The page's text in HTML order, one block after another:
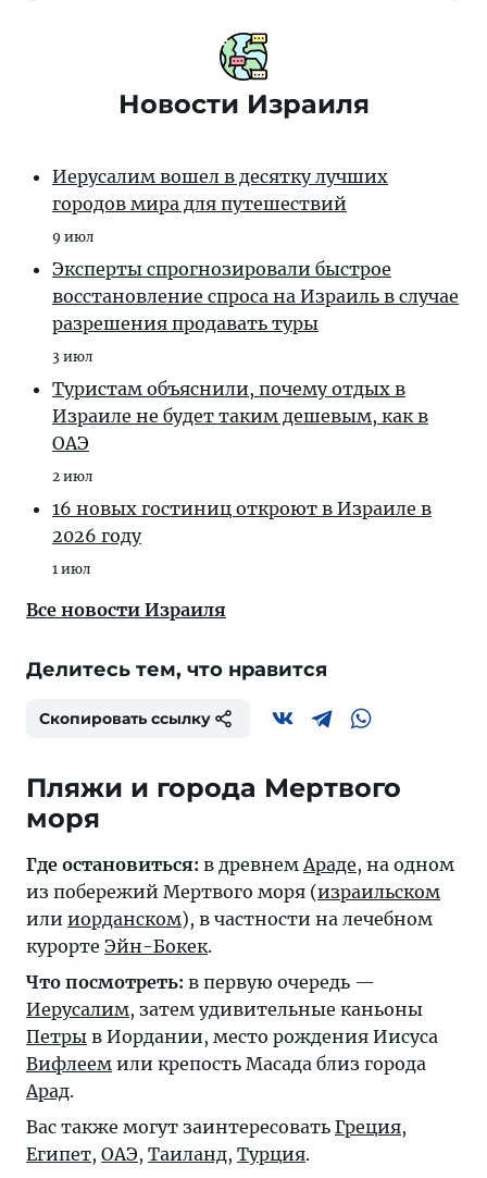
Новости Израиля
Иерусалим вошел в десятку лучших
городов мира для путешествий
9 июл
Эксперты спрогнозировали быстрое
восстановление спроса на Израиль в случае
разрешения продавать туры
3 июл
Туристам объяснили, почему отдых в
Израиле не будет таким дешевым, как в
ОАЭ
2 июл
16 новых гостиниц откроют в Израиле в
2026 году
1 июл
Все новости Израиля
Делитесь тем, что нравится
Скопировать ссылку
Пляжи и города Мертвого
моря
Где остановиться: в древнемАраде, на одном
из побережий Мертвого моря (израильском
или иорданском), в частности на лечебном
курорте Эйн-Бокек.
Что посмотреть: в первую очередь —
Иерусалим, затем удивительные каньоны
Петры в Иордании, место рождения Иисуса
Вифлеем или крепость Масада близ города
Арад.
Вас также могут заинтересовать Греция,
Египет, ОАЭ, Таиланд, Турция.